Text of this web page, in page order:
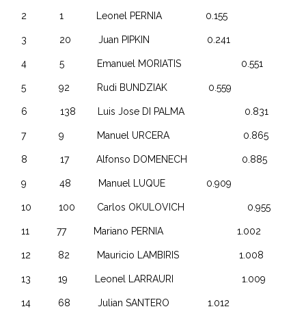
2 1 Leonel PERNIA 0.155
3 20 Juan PIPKIN 0.241
4 5 Emanuel MORIATIS 0.551
5 92 Rudi BUNDZIAK 0.559
6 138 Luis Jose DI PALMA 0.831
7 9 Manuel URCERA 0.865
8 17 Alfonso DOMENECH 0.885
9 48 Manuel LUQUE 0.909
10 100 Carlos OKULOVICH 0.955
11 77 Mariano PERNIA 1.002
12 82 Mauricio LAMBIRIS 1.008
13 19 Leonel LARRAURI 1.009
14 68 Julian SANTERO 1.012